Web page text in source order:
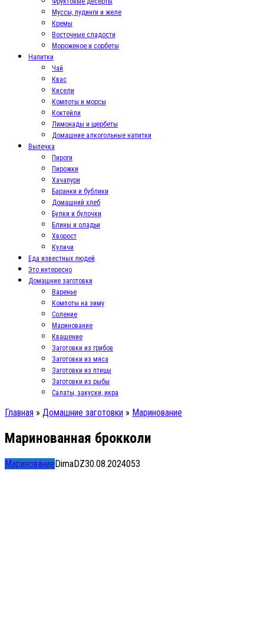
Муссы, пудинги и желе
Кремы
Восточные сладости
Мороженое и сорбеты
Напитки
Чай
Квас
Кисели
Компоты и морсы
Коктейли
Лимонады и щербеты
Домашние алкогольные напитки
Выпечка
Пироги
Пирожки
Хачапури
Баранки и бублики
Домашний хлеб
Булки и булочки
Блины и оладьи
Хворост
Куличи
Еда известных людей
Это интересно
Домашние заготовки
Варенье
Компоты на зиму
Соление
Маринование
Квашение
Заготовки из грибов
Заготовки из мяса
Заготовки из птицы
Заготовки из рыбы
Салаты, закуски, икра
Главная » Домашние заготовки » Маринование
Маринованная брокколи
МаринованиеDimaDZ30.08.2024053